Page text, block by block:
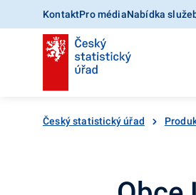
KontaktPro médiaNabídka
Český statistický úřad